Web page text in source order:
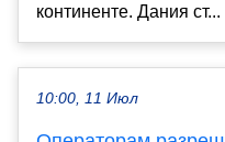
континенте. Дания ст...
10:00, 11 Июл